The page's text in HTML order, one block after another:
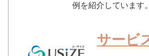
例を紹介しています。
サービ